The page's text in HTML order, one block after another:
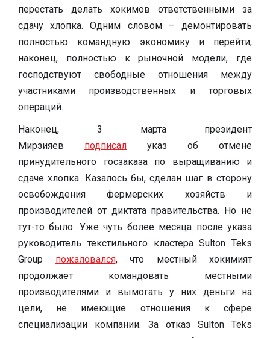
перестать делать хокимов ответственными за
сдачу хлопка. Одним словом – демонтировать
полностью командную экономику и перейти,
наконец, полностью к рыночной модели, где
господствуют свободные отношения между
участниками производственных и торговых
операций.
Наконец, 3 марта президент
Мирзияев подписал указ об отмене
принудительного госзаказа по выращиванию и
сдаче хлопка. Казалось бы, сделан шаг в сторону
освобождения фермерских хозяйств и
производителей от диктата правительства. Но не
тут-то было. Уже чуть более месяца после указа
руководитель текстильного кластера Sulton Teks
Group пожаловался, что местный хокимият
продолжает командовать местными
производителями и вымогать у них деньги на
цели, не имеющие отношения к сфере
специализации компании. За отказ Sulton Teks